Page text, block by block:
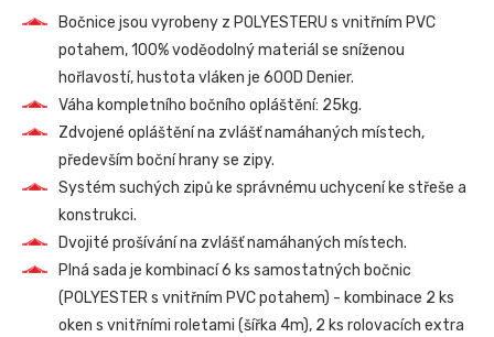
Bočnice jsou vyrobeny z POLYESTERU s vnitřním PVC
potahem, 100% voděodolný materiál se sníženou
hořlavostí, hustota vláken je 600D Denier.
Váha kompletního bočního opláštění: 25kg.
Zdvojené opláštění na zvlášť namáhaných místech,
především boční hrany se zipy.
Systém suchých zipů ke správnému uchycení ke střeše a
konstrukci.
Dvojité prošívání na zvlášť namáhaných místech.
Plná sada je kombinací 6 ks samostatných bočnic
(POLYESTER s vnitřním PVC potahem) - kombinace 2 ks
oken s vnitřními roletami (šířka 4m), 2 ks rolovacích extra